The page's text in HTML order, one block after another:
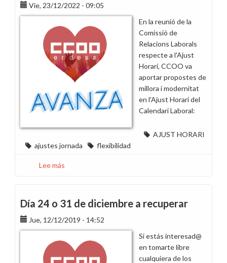
las
reuniones
de
calendarios
de
2026
en
todos
los
territorios
Vie, 23/12/2022 - 09:05
En la reunió de la
Comissió de
Relacions Laborals
respecte a l'Ajust
Horari, CCOO va
aportar propostes de
millora i modernitat
en l'Ajust Horari del
Calendari Laboral:
AJUST HORARI
ajustes jornada
flexibilidad
Lee más
signa
l'Ajust
Horari
del
2023
Día 24 o 31 de diciembre a recuperar
Jue, 12/12/2019 - 14:52
Si estás interesad@
en tomarte libre
cualquiera de los